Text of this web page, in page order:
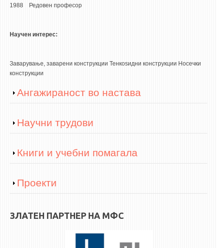
ОГЛАСНА ТАБЛА
СООПШТЕНИЈА
СТУДЕНТСКА СЛУЖБА
БИБЛИОТЕКА
ДА ВИНЧИ МАГАЗИН
СТИПЕНДИИ/ПРАКСИ
ПРАКСИ
КОНТАКТ
1988 Редовен професор
Научен интерес:
Заварување, заварени конструкции Тенкоѕидни конструкции Носечки
конструкции
Show
Ангажираност во настава
Show
Научни трудови
Show
Книги и учебни помагала
Show
Проекти
ЗЛАТЕН ПАРТНЕР НА МФС